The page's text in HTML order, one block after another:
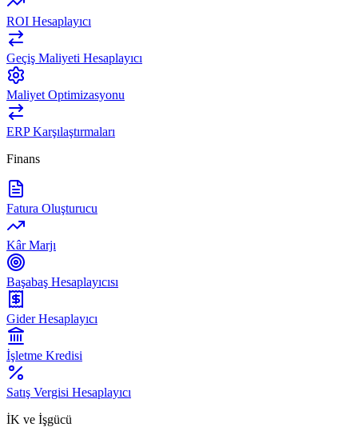
ROI Hesaplayıcı
Geçiş Maliyeti Hesaplayıcı
Maliyet Optimizasyonu
ERP Karşılaştırmaları
Finans
Fatura Oluşturucu
Kâr Marjı
Başabaş Hesaplayıcısı
Gider Hesaplayıcı
İşletme Kredisi
Satış Vergisi Hesaplayıcı
İK ve İşgücü